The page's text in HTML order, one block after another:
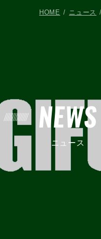
NEWS
ニュース
HOME ニュース